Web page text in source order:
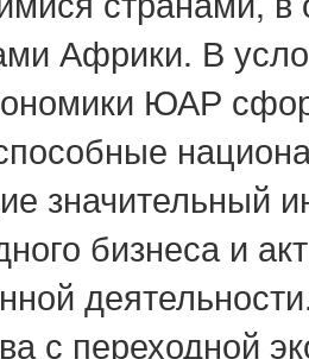
Африки. В
ЮАР
значительный
бизнеса и
с переходной